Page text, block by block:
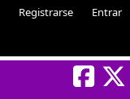
Registrarse Entrar